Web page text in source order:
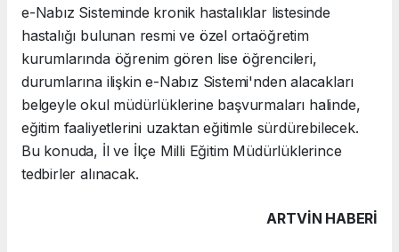
e-Nabız Sisteminde kronik hastalıklar listesinde
hastalığı bulunan resmi ve özel ortaöğretim
kurumlarında öğrenim gören lise öğrencileri,
durumlarına ilişkin e-Nabız Sistemi'nden alacakları
belgeyle okul müdürlüklerine başvurmaları halinde,
eğitim faaliyetlerini uzaktan eğitimle sürdürebilecek.
Bu konuda, İl ve İlçe Milli Eğitim Müdürlüklerince
tedbirler alınacak.
ARTVIN HABERİ